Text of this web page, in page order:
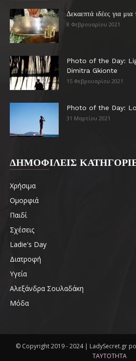
Δεκαεπτά ιδέες για μια
8 Φεβρουαρίου 2021
Photo of the Day:
Dimitra Gkionte
15 Φεβρουαρίου 2021
Photo of the Day:
31 Μαρτίου 2021
ΔΗΜΟΦΙΛΕΙΣ
Χρήσιμα
Ομορφιά
Παιδί
Σχέσεις
Ladie's Day
Διατροφή
Υγεία
Αλεξάνδρα Σουλαδάκη
Μόδα
© Copyright 2019 - 2024 | LadySecret.gr
ΤΑΥΤΟΤΗΤΑ